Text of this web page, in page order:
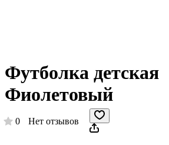
Футболка детская
Фиолетовый
0 Нет отзывов